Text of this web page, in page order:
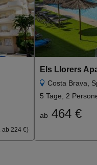
ab 224 €)
Costa Brava,
5 Tage, 2
ab 464 €